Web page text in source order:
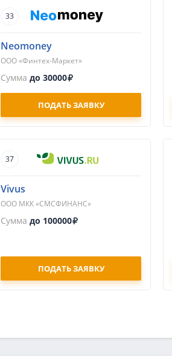
33
Neomoney
ООО «Финтех-Маркет»
Сумма до 30000
ПОДАТЬ ЗАЯВКУ
37
Vivus
ООО МКК «СМСФИНАНС»
Сумма до 100000
ПОДАТЬ ЗАЯВКУ